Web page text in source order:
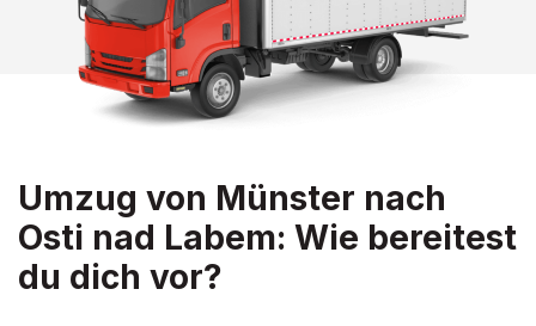
Umzug von Münster nach
Osti nad Labem: Wie bereitest
du dich vor?